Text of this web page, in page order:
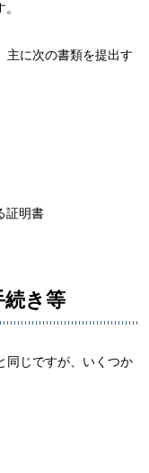
主に次の書類を提出す
証明書
続き等
同じですが、いくつか